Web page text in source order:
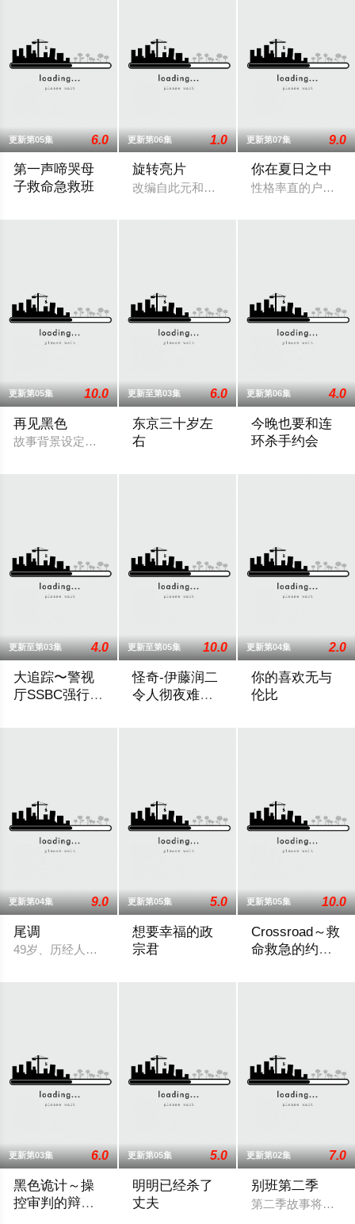
更新第05集 6.0
第一声啼哭母
子救命急救班
更新第06集 1.0
旋转亮片
改编自此元和津也原作同名漫画。不起眼
更新第07集 9.0
你在夏日之中
性格率直的户田涉
更新第05集 10.0
再见黑色
故事背景设定在繁华却复杂的东京池袋地区。西池袋警署新设立
更新至第03集 6.0
东京三十岁左
右
更新第06集 4.0
今晚也要和连
环杀手约会
更新至第03集 4.0
大追踪〜警视
厅SSBC强行犯
更新至第05集 10.0
怪奇-伊藤润二
令人彻夜难眠
更新第04集 2.0
你的喜欢无与
伦比
更新第04集 9.0
尾调
49岁、历经人生酸甜苦辣而追求现状稳定的职场女性一濑葵（
更新第05集 5.0
想要幸福的政
宗君
更新第05集 10.0
Crossroad～救
命救急的约定
更新第03集 6.0
黑色诡计～操
控审判的辩护
更新第05集 5.0
明明已经杀了
丈夫
更新第02集 7.0
别班第二季
第二季故事将紧接